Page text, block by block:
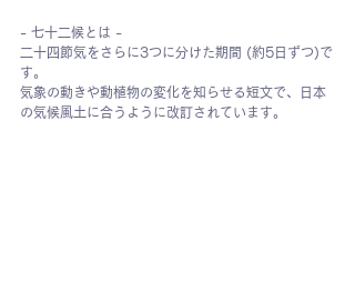
- 七十二候とは -
二十四節気をさらに3つに分けた期間 (約5日ずつ)で
す。
気象の動きや動植物の変化を知らせる短文で、日本
の気候風土に合うように改訂されています。